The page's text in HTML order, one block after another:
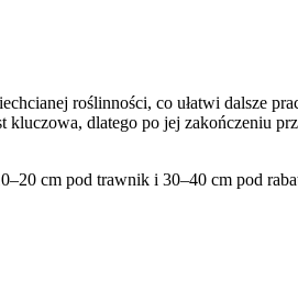
roślinności, co ułatwi dalsze
dlatego po jej zakończeniu
cm pod trawnik i 30–40 cm pod